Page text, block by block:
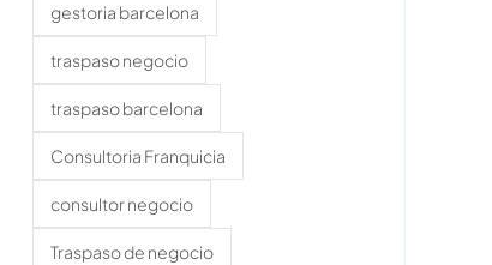
gestoria barcelona
traspaso negocio
traspaso barcelona
Consultoria Franquicia
consultor negocio
Traspaso de negocio